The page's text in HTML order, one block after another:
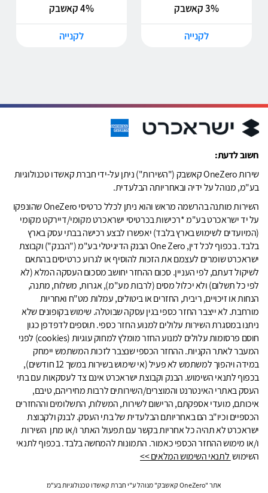
3% קאשבק
לקנייה
4% קאשבק
לקנייה
חשוב לדעת:
שירות OneZero קאשבק ("השירות") ניתן על-ידי חברת קאשדו טכנולוגיות
בע"מ, מנוהל על ידיה ובאחריותה הבלעדית.
השירות מותנה בהרשמה מראש והוא ניתן לכלל כרטיסי OneZero שהונפקו
על יד ישראכרט בע"מ *רכישות בכרטיסי ישראכרט מקומי/דיירקט מקומי
(המיועדים לשימוש בארץ בלבד) יאפשרו לבצע רכישה בבתי עסק בארץ
בלבד. בכפוף לכל דין, One Zero הבנק הדיגיטלי בע"מ ("הבנק") וקבוצת
ישראכרט שומרים לעצמם את הזכות להוסיף או לגרוע כרטיסים בהתאם
לשיקול דעתם, לפי העניין. סכום ההחזר יחושב מסכום העסקה המלא (לא
לפי כל תשלום) ולא יכלול מסים (לרבות מע"מ), אגרות, משלוח, מתנה,
הנחות או זיכויים, ריבית, החזרים או ביטולים, עמלות מט"ח ואחריות
מורחבת. לא ייצבר החזר כספי בגין עסקה שבוטלה. שימוש בקופונים שלא
ניתנו במסגרת השירות עלולים למנוע החזר כספי. תוספים לדפדפן כגון
חוסם פרסומות עלולים למנוע החזר מומלץ למחוק עוגיות (cookies) לפני
המעבר לאתר הקניות. ההחזר הכספי שנצבר לזכות המשתמש יימחק
במידה ויהפוך למשתמש לא פעיל (אי שימוש בשירות במשך 12 חודשים),
בכפוף לתנאי השימוש. הבנק וקבוצת ישראכרט אינם צד לעסקאות עם בתי
העסק באתרי האינטרנט והמוצרים/השירותים לרבות מחיריהם, טיבם,
איכותם, מועדי אספקתם, הרישום לשירות, המשלוח, התשלומים וההחזרים
הכספיים וכיו"ב הם באחריותם הבלעדית של בתי העסק. לבנק ולקבוצת
ישראכרט לא תהיה כל אחריות בקשר עם תפעול האתר ו/או מתן השירות
ו/או מימוש ההחזר הכספי כאמור. התמונות להמחשה בלבד. בכפוף לתנאי
השימוש לתנאי השימוש המלאים >>
אתר "OneZero קאשבק" מנוהל ע"י חברת קאשדו טכנולוגיות בע"מ